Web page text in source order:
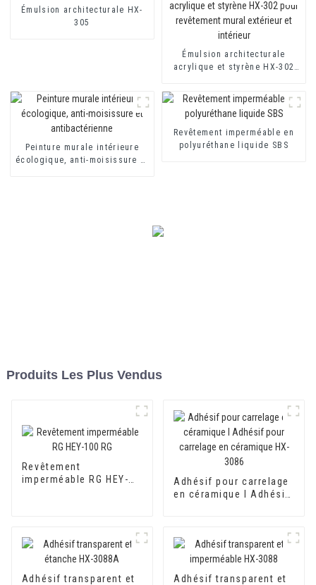
imperméable à base de ciment
à deux composants
Émulsion architecturale HX-
305
Émulsion architecturale
acrylique et styrène HX-302
extérieur et intérieur
Peinture murale intérieure
écologique, anti-moisissure et
Revêtement imperméable en
polyuréthane liquide SBS
Produits Les Plus Vendus
Revêtement
imperméable RG HEY-
Adhésif pour carrelage
en céramique I Adhésif
Adhésif transparent et Adhésif transparent et